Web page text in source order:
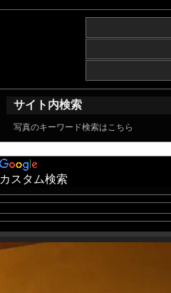
サイト内検索
写真のキーワード検索はこちら
カスタム検索